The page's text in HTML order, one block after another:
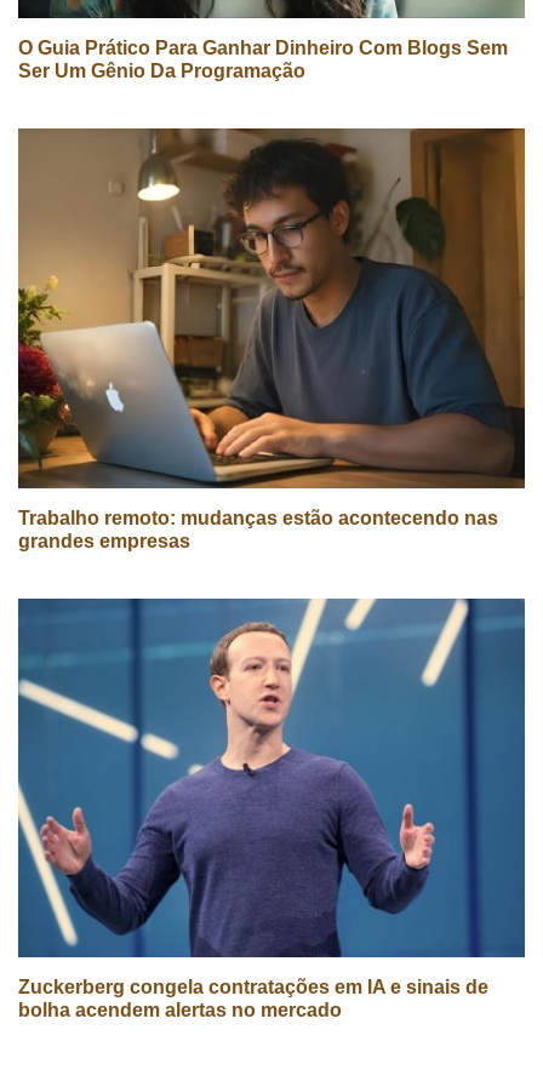
O Guia Prático Para Ganhar Dinheiro Com Blogs Sem
Ser Um Gênio Da Programação
Trabalho remoto: mudanças estão acontecendo nas
grandes empresas
Zuckerberg congela contratações em IA e sinais de
bolha acendem alertas no mercado